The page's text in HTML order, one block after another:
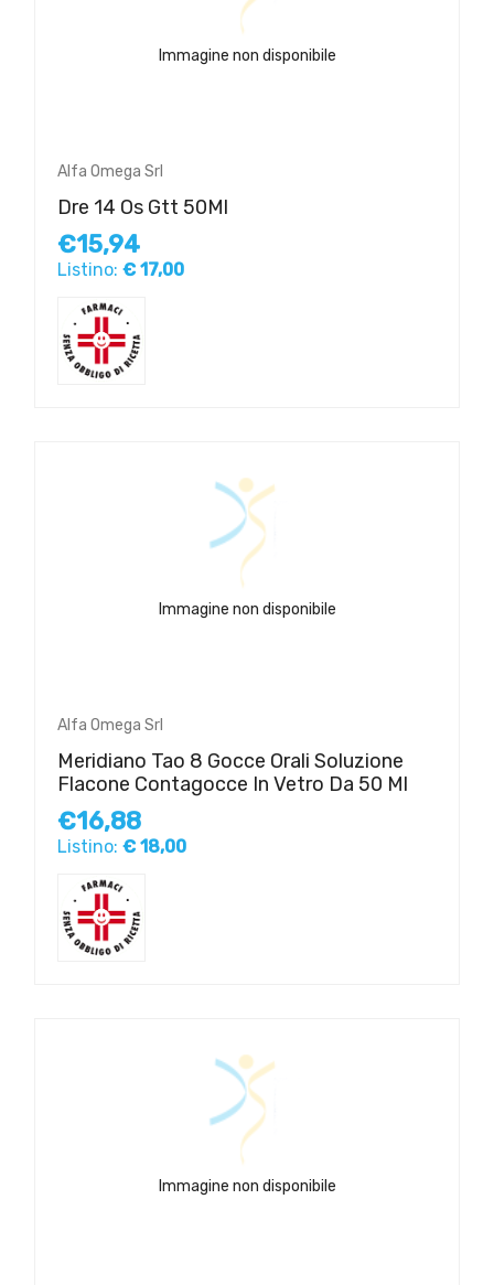
Immagine non disponibile
Alfa Omega Srl
Dre 14 Os Gtt 50Ml
€15,94
Listino: € 17,00
Immagine non disponibile
Alfa Omega Srl
Meridiano Tao 8 Gocce Orali Soluzione
Flacone Contagocce In Vetro Da 50 Ml
€16,88
Listino: € 18,00
Immagine non disponibile